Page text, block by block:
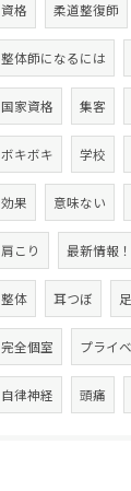
資格 柔道整復師
整体師になるには
国家資格 集客
ボキボキ 学校
効果 意味ない
肩こり 最新情報！
整体 耳つぼ
完全個室 プライ
自律神経 頭痛